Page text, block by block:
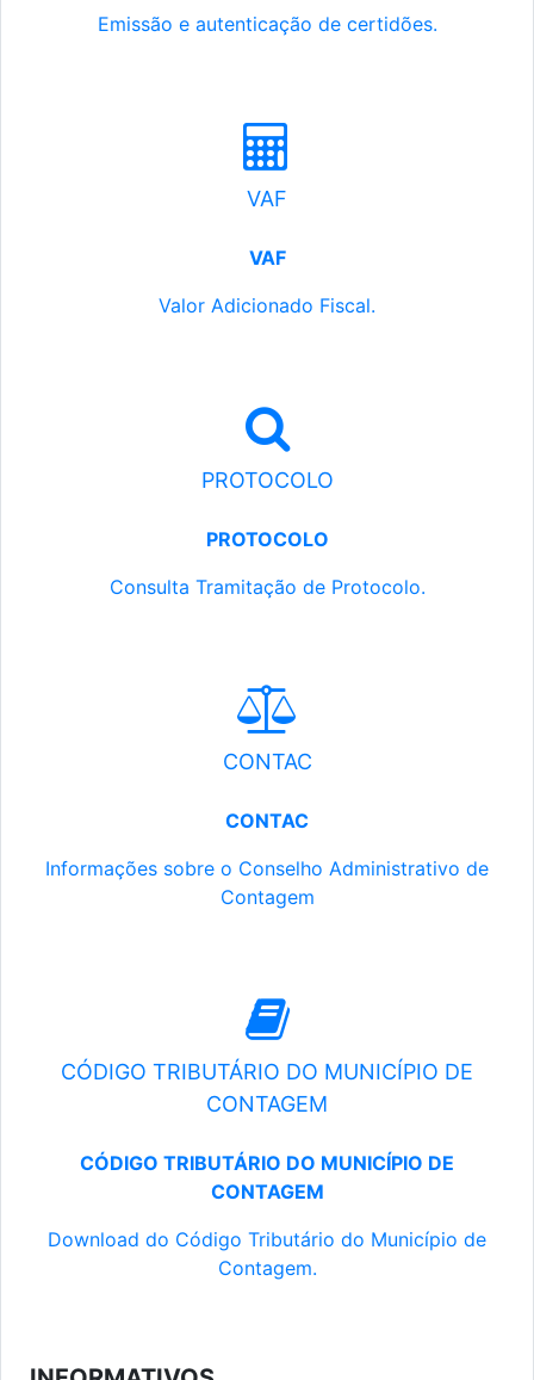
Emissão e autenticação de certidões.
VAF
VAF
Valor Adicionado Fiscal.
PROTOCOLO
PROTOCOLO
Consulta Tramitação de Protocolo.
CONTAC
CONTAC
Informações sobre o Conselho Administrativo de
Contagem
CÓDIGO TRIBUTÁRIO DO MUNICÍPIO DE
CONTAGEM
CÓDIGO TRIBUTÁRIO DO MUNICÍPIO DE
CONTAGEM
Download do Código Tributário do Município de
Contagem.